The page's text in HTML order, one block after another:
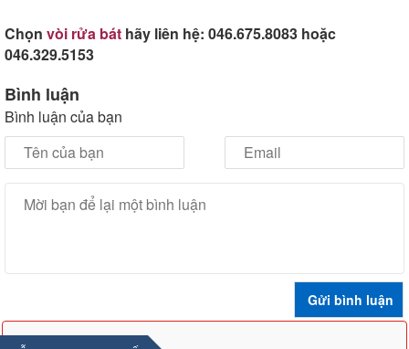
Chọn vòi rửa bát hãy liên hệ: 046.675.8083 hoặc
046.329.5153
Bình luận
Bình luận của bạn